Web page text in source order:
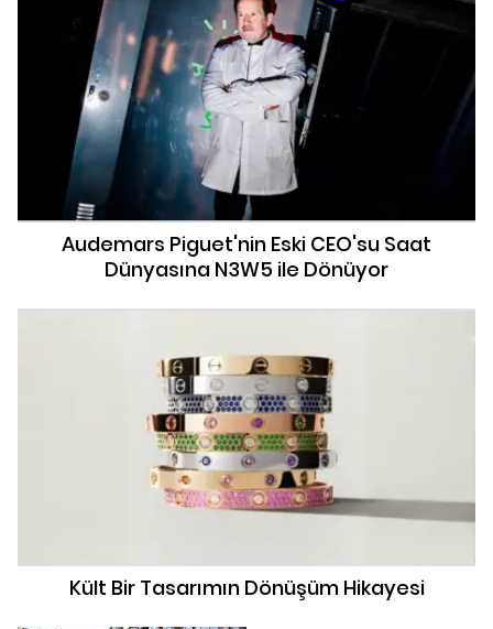
Audemars Piguet'nin Eski CEO'su Saat
Dünyasına N3W5 ile Dönüyor
Kült Bir Tasarımın Dönüşüm Hikayesi